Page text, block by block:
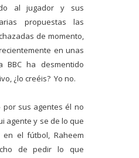
al jugador y sus
propuestas las
de momento,
en unas
BBC ha desmentido
¿lo creéis? Yo no.
por sus agentes él no
agente y se de lo que
el fútbol, Raheem
de pedir lo que